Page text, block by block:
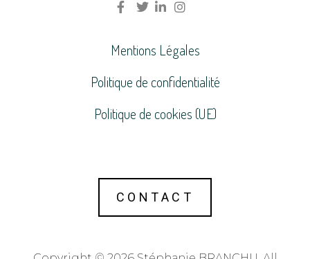
Mentions Légales
Politique de confidentialité
Politique de cookies (UE)
CONTACT